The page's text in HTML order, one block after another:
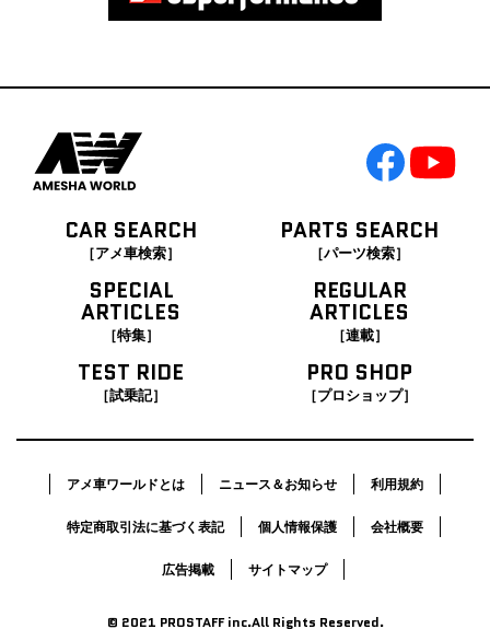
CAR SEARCH
［アメ車検索］
PARTS SEARCH
［パーツ検索］
SPECIAL
ARTICLES
［特集］
REGULAR
ARTICLES
［連載］
TEST RIDE
［試乗記］
PRO SHOP
［プロショップ］
アメ車ワールドとは ニュース＆お知らせ 利用規約
特定商取引法に基づく表記 個人情報保護 会社概要
広告掲載 サイトマップ
© 2021 PROSTAFF inc.All Rights Reserved.